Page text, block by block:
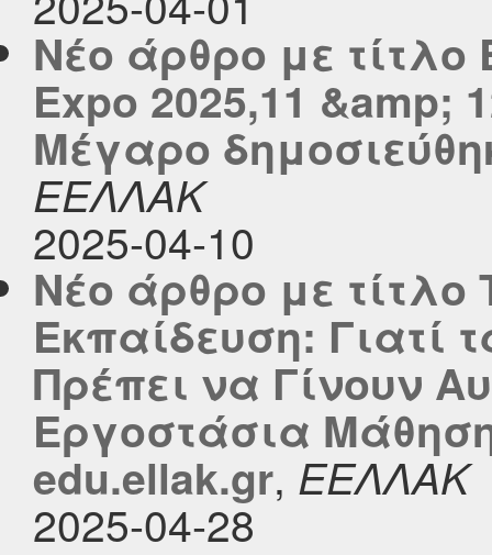
Νέο άρθρο με τίτλο
Expo 2025,11 &amp;
Μέγαρο
ΕΕΛΛΑΚ
2025-04-10
Νέο άρθρο με τίτλο
Εκπαίδευση: Γιατί
Πρέπει να Γίνουν
Εργοστάσια
edu.ellak.gr, ΕΕΛΛΑΚ
2025-04-28